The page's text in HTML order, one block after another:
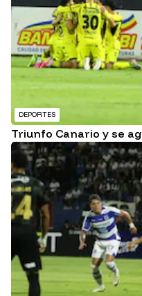
DEPORTES
Triunfo Canario y se